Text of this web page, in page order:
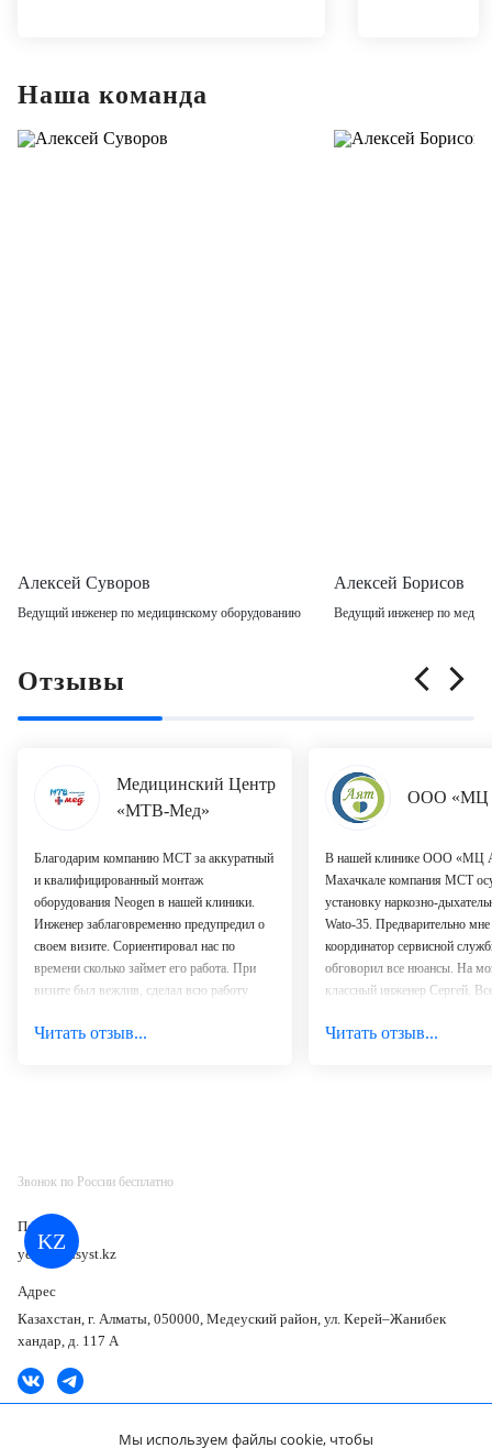
KZ
Наша команда
Алексей Суворов
Ведущий инженер по медицинскому оборудованию
Алексей Борисов
Ведущий инженер по
Отзывы
Медицинский Центр
«МТВ-Мед»
Благодарим компанию МСТ за аккуратный
и квалифицированный монтаж
оборудования Neogen в нашей клиники.
Инженер заблаговременно предупредил о
своем визите. Сориентировал нас по
времени сколько займет его работа. При
визите был вежлив, сделал всю работу
нюансы работы с оборудованием и вечером
Читать отзыв...
ООО «МЦ
В нашей клинике ООО «МЦ
Махачкале компания МСТ
установку наркозно-
Wato-35. Предварительно
координатор сервисной
обговорил все нюансы. На
классный инженер Сергей.
мне приходилось работать.
Читать отзыв...
Звонок по России бесплатно
Почта
yes@medsyst.kz
Адрес
Казахстан, г. Алматы, 050000, Медеуский район, ул. Керей–Жанибек
хандар, д. 117 А
Мы используем файлы cookie, чтобы